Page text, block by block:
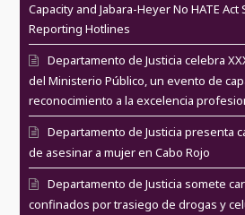
Capacity and Jabara-Heyer No HATE
Reporting Hotlines
Departamento de Justicia celebra
del Ministerio Público, un evento de
reconocimiento a la excelencia
Departamento de Justicia presenta
de asesinar a mujer en Cabo Rojo
Departamento de Justicia somete
confinados por trasiego de drogas y